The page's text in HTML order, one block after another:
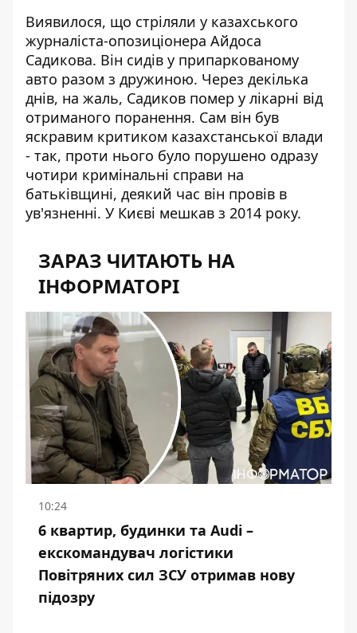
Виявилося, що стріляли у казахського
журналіста-опозиціонера Айдоса
Садикова. Він сидів у припаркованому
авто разом з дружиною. Через декілька
днів, на жаль, Садиков помер у лікарні від
отриманого поранення. Сам він був
яскравим критиком казахстанської влади
- так, проти нього було порушено одразу
чотири кримінальні справи на
батьківщині, деякий час він провів в
ув'язненні. У Києві мешкав з 2014 року.
ЗАРАЗ ЧИТАЮТЬ НА
ІНФОРМАТОРІ
10:24
6 квартир, будинки та Audi –
екскомандувач логістики
Повітряних сил ЗСУ отримав нову
підозру